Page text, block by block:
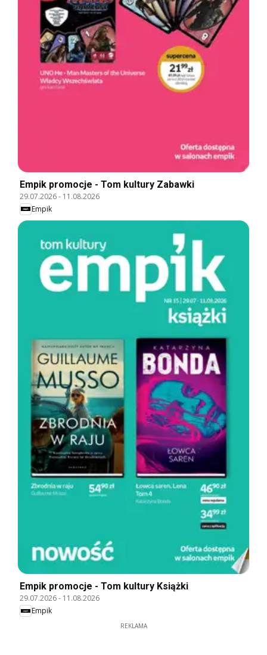
Empik promocje - Tom kultury Zabawki
29.07.2026- 11.08.2026
Empik
Empik promocje - Tom kultury Książki
29.07.2026- 11.08.2026
Empik
REKLAMA